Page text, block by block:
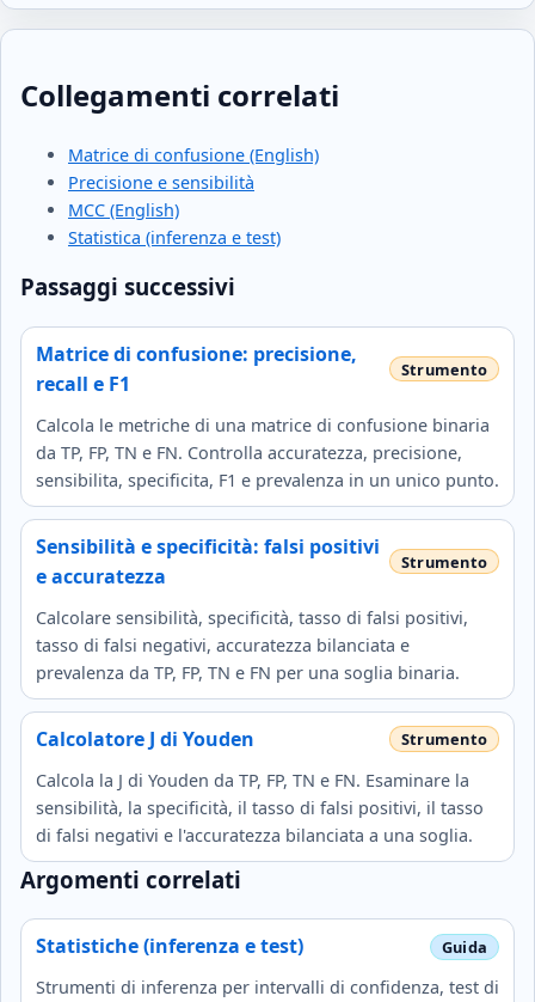
Collegamenti correlati
Matrice di confusione (English)
Precisione e sensibilità
MCC (English)
Statistica (inferenza e test)
Passaggi successivi
Matrice di confusione: precisione,
recall e F1
Calcola le metriche di una matrice di confusione binaria
da TP, FP, TN e FN. Controlla accuratezza, precisione,
sensibilita, specificita, F1 e prevalenza in un unico punto.
Sensibilità e specificità: falsi positivi
e accuratezza
Calcolare sensibilità, specificità, tasso di falsi positivi,
tasso di falsi negativi, accuratezza bilanciata e
prevalenza da TP, FP, TN e FN per una soglia binaria.
Calcolatore J di Youden
Calcola la J di Youden da TP, FP, TN e FN. Esaminare la
sensibilità, la specificità, il tasso di falsi positivi, il tasso
di falsi negativi e l'accuratezza bilanciata a una soglia.
Argomenti correlati
Statistiche (inferenza e test)
Strumenti di inferenza per intervalli di confidenza, test di